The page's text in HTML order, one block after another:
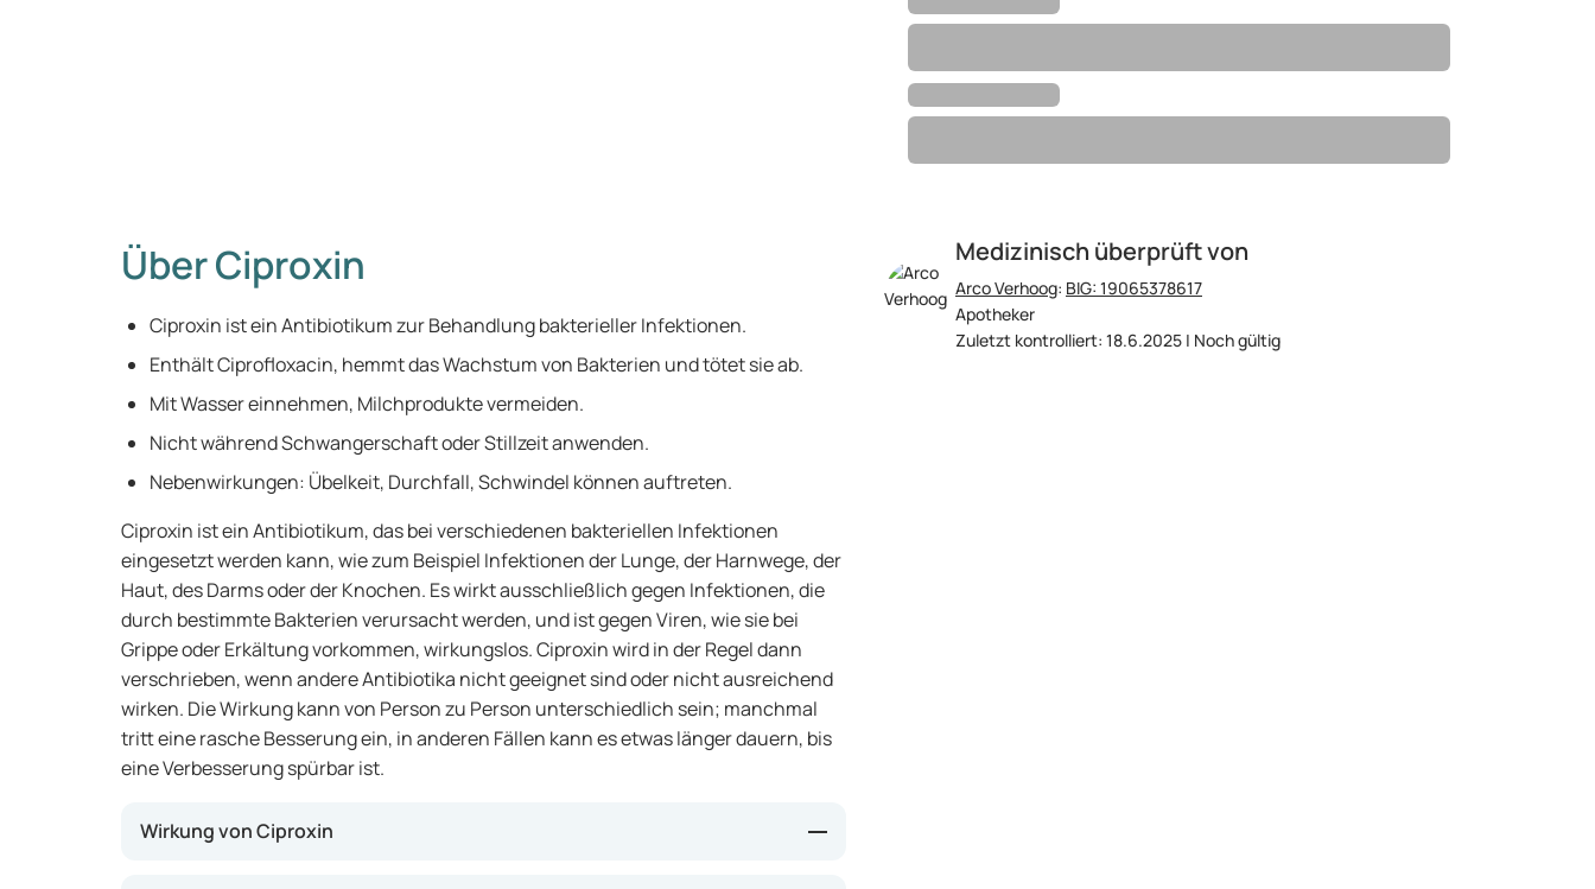
Medizinisch überprüft von
Arco Verhoog: BIG: 19065378617
Apotheker
Zuletzt kontrolliert: 18.6.2025 | Noch gültig
Über Ciproxin
Ciproxin ist ein Antibiotikum zur Behandlung bakterieller Infektionen.
Enthält Ciprofloxacin, hemmt das Wachstum von Bakterien und tötet sie ab.
Mit Wasser einnehmen, Milchprodukte vermeiden.
Nicht während Schwangerschaft oder Stillzeit anwenden.
Nebenwirkungen: Übelkeit, Durchfall, Schwindel können auftreten.
Ciproxin ist ein Antibiotikum, das bei verschiedenen bakteriellen Infektionen
eingesetzt werden kann, wie zum Beispiel Infektionen der Lunge, der Harnwege, der
Haut, des Darms oder der Knochen. Es wirkt ausschließlich gegen Infektionen, die
durch bestimmte Bakterien verursacht werden, und ist gegen Viren, wie sie bei
Grippe oder Erkältung vorkommen, wirkungslos. Ciproxin wird in der Regel dann
verschrieben, wenn andere Antibiotika nicht geeignet sind oder nicht ausreichend
wirken. Die Wirkung kann von Person zu Person unterschiedlich sein; manchmal
tritt eine rasche Besserung ein, in anderen Fällen kann es etwas länger dauern, bis
eine Verbesserung spürbar ist.
Wirkung von Ciproxin